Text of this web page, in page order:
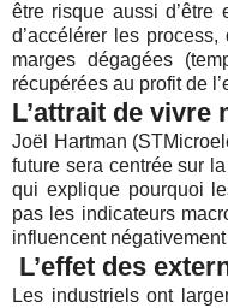
être risque aussi d’être
d’accélérer les
marges dégagées
récupérées au profit de
L’attrait de vivre
Joël Hartman
future sera centrée sur
qui explique pourquoi
pas les indicateurs
influencent négativement
L’effet des
Les industriels ont